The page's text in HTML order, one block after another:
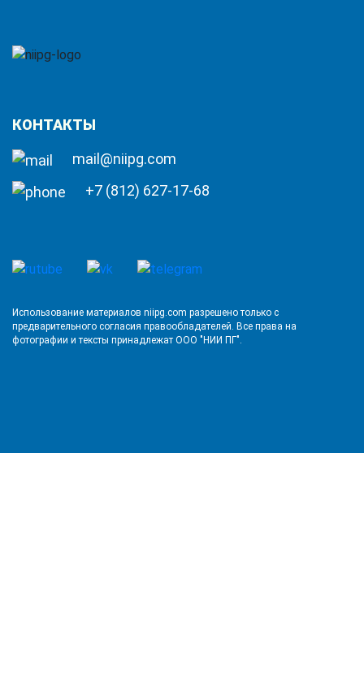
КОНТАКТЫ
mail@niipg.com
+7 (812) 627-17-68
Использование материалов niipg.com разрешено только с
предварительного согласия правообладателей. Все права на
фотографии и тексты принадлежат ООО "НИИ ПГ".